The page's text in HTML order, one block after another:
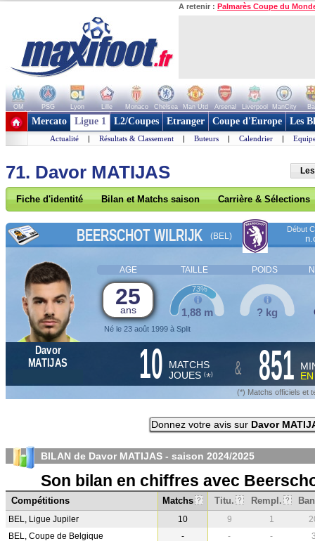
A retenir : Palmarès Coupe du
OM PSG Lyon Lille Monaco Chelsea Man Utd Arsenal Liverpool ManCity
+ de clubs
Mercato Ligue 1 L2/Coupes Etranger Coupe d'Europe Les
Actualité | Résultats & Classement | Buteurs | Calendrier |
71. Davor MATIJAS
Fiche d'identité Bilan et Matchs saison Carrière & Sélections
BEERSCHOT WILRIJK (BEL)
Début
AGE TAILLE POIDS
25
ans
Né le 23 août 1999 à Split
1,88 m
73%
? kg
Davor
MATIJAS
10 MATCHS
JOUES (*) & 851
(*) Matchs officiels et
Donnez votre avis sur Davor
BILAN de Davor MATIJAS - saison 2024/2025
Son bilan en chiffres avec
Compétitions Matchs ? Titu. ? Rempl. ?
BEL, Ligue Jupiler 10 9 1
BEL, Coupe de Belgique
- - -